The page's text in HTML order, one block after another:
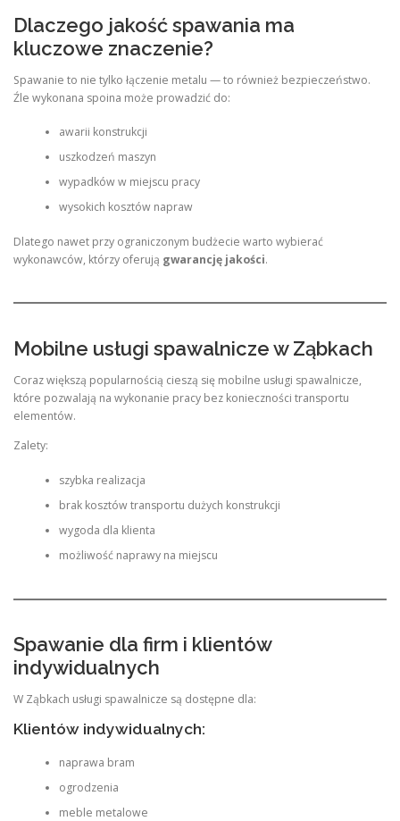
Dlaczego jakość spawania ma
kluczowe znaczenie?
Spawanie to nie tylko łączenie metalu — to również bezpieczeństwo.
Źle wykonana spoina może prowadzić do:
awarii konstrukcji
uszkodzeń maszyn
wypadków w miejscu pracy
wysokich kosztów napraw
Dlatego nawet przy ograniczonym budżecie warto wybierać
wykonawców, którzy oferują gwarancję jakości.
Mobilne usługi spawalnicze w Ząbkach
Coraz większą popularnością cieszą się mobilne usługi spawalnicze,
które pozwalają na wykonanie pracy bez konieczności transportu
elementów.
Zalety:
szybka realizacja
brak kosztów transportu dużych konstrukcji
wygoda dla klienta
możliwość naprawy na miejscu
Spawanie dla firm i klientów
indywidualnych
W Ząbkach usługi spawalnicze są dostępne dla:
Klientów indywidualnych:
naprawa bram
ogrodzenia
meble metalowe